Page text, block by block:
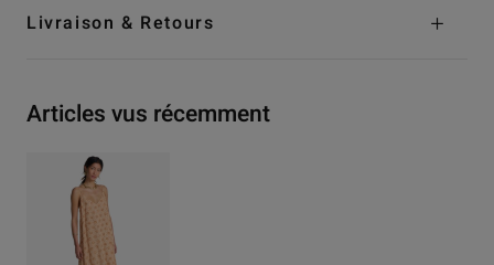
Livraison & Retours
Articles vus récemment